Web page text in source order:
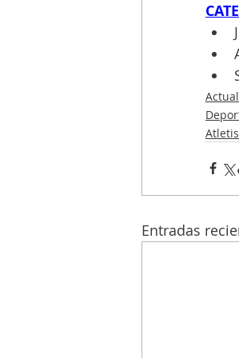
Entradas